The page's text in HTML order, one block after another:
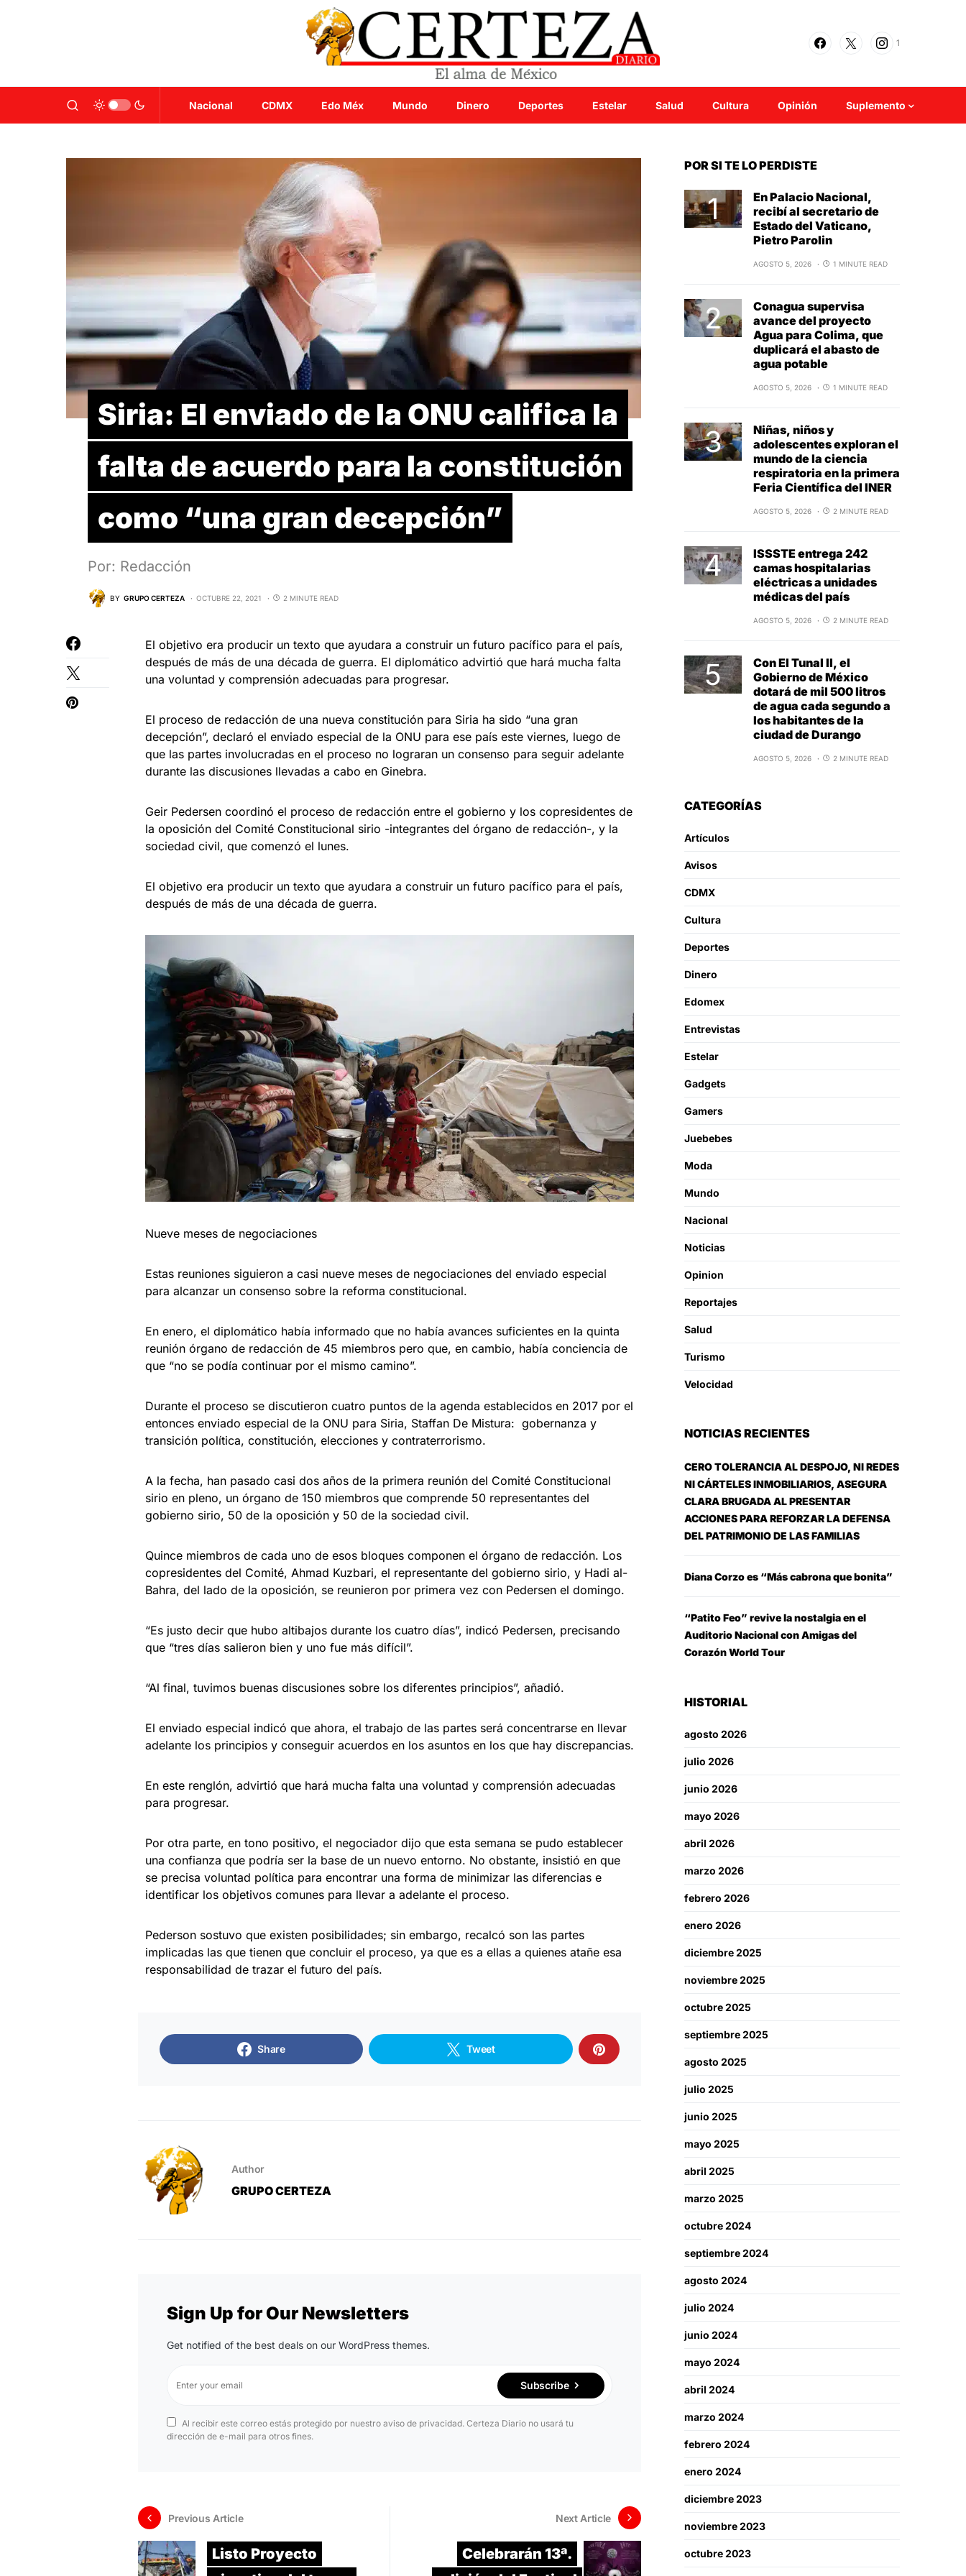
1
Nacional CDMX Edo Méx Mundo Dinero Deportes Estelar Salud Cultura Opinión Suplemento
Siria: El enviado de la ONU califica la
falta de acuerdo para la constitución
como “una gran decepción”
Por: Redacción
BY GRUPO CERTEZA OCTUBRE 22, 2021 2 MINUTE READ
El objetivo era producir un texto que ayudara a construir un futuro pacífico para el país,
después de más de una década de guerra. El diplomático advirtió que hará mucha falta
una voluntad y comprensión adecuadas para progresar.
El proceso de redacción de una nueva constitución para Siria ha sido “una gran
decepción”, declaró el enviado especial de la ONU para ese país este viernes, luego de
que las partes involucradas en el proceso no lograran un consenso para seguir adelante
durante las discusiones llevadas a cabo en Ginebra.
Geir Pedersen coordinó el proceso de redacción entre el gobierno y los copresidentes de
la oposición del Comité Constitucional sirio -integrantes del órgano de redacción-, y la
sociedad civil, que comenzó el lunes.
El objetivo era producir un texto que ayudara a construir un futuro pacífico para el país,
después de más de una década de guerra.
Nueve meses de negociaciones
Estas reuniones siguieron a casi nueve meses de negociaciones del enviado especial
para alcanzar un consenso sobre la reforma constitucional.
En enero, el diplomático había informado que no había avances suficientes en la quinta
reunión órgano de redacción de 45 miembros pero que, en cambio, había conciencia de
que “no se podía continuar por el mismo camino”.
Durante el proceso se discutieron cuatro puntos de la agenda establecidos en 2017 por el
entonces enviado especial de la ONU para Siria, Staffan De Mistura: gobernanza y
transición política, constitución, elecciones y contraterrorismo.
A la fecha, han pasado casi dos años de la primera reunión del Comité Constitucional
sirio en pleno, un órgano de 150 miembros que comprende 50 representantes del
gobierno sirio, 50 de la oposición y 50 de la sociedad civil.
Quince miembros de cada uno de esos bloques componen el órgano de redacción. Los
copresidentes del Comité, Ahmad Kuzbari, el representante del gobierno sirio, y Hadi al-
Bahra, del lado de la oposición, se reunieron por primera vez con Pedersen el domingo.
“Es justo decir que hubo altibajos durante los cuatro días”, indicó Pedersen, precisando
que “tres días salieron bien y uno fue más difícil”.
“Al final, tuvimos buenas discusiones sobre los diferentes principios”, añadió.
El enviado especial indicó que ahora, el trabajo de las partes será concentrarse en llevar
adelante los principios y conseguir acuerdos en los asuntos en los que hay discrepancias.
En este renglón, advirtió que hará mucha falta una voluntad y comprensión adecuadas
para progresar.
Por otra parte, en tono positivo, el negociador dijo que esta semana se pudo establecer
una confianza que podría ser la base de un nuevo entorno. No obstante, insistió en que
se precisa voluntad política para encontrar una forma de minimizar las diferencias e
identificar los objetivos comunes para llevar a adelante el proceso.
Pederson sostuvo que existen posibilidades; sin embargo, recalcó son las partes
implicadas las que tienen que concluir el proceso, ya que es a ellas a quienes atañe esa
responsabilidad de trazar el futuro del país.
Share Tweet
Author
GRUPO CERTEZA
Sign Up for Our Newsletters
Get notified of the best deals on our WordPress themes.
Subscribe
Al recibir este correo estás protegido por nuestro aviso de privacidad. Certeza Diario no usará tu
dirección de e-mail para otros fines.
Previous Article
Listo Proyecto
Next Article
Celebrarán 13ª.
POR SI TE LO PERDISTE
En Palacio Nacional,
recibí al secretario de
Estado del Vaticano,
Pietro Parolin
AGOSTO 5, 2026 1 MINUTE READ
Conagua supervisa
avance del proyecto
Agua para Colima, que
duplicará el abasto de
agua potable
AGOSTO 5, 2026 1 MINUTE READ
Niñas, niños y
adolescentes exploran el
mundo de la ciencia
respiratoria en la primera
Feria Científica del INER
AGOSTO 5, 2026 2 MINUTE READ
ISSSTE entrega 242
camas hospitalarias
eléctricas a unidades
médicas del país
AGOSTO 5, 2026 2 MINUTE READ
Con El Tunal II, el
Gobierno de México
dotará de mil 500 litros
de agua cada segundo a
los habitantes de la
ciudad de Durango
AGOSTO 5, 2026 2 MINUTE READ
CATEGORÍAS
Artículos
Avisos
CDMX
Cultura
Deportes
Dinero
Edomex
Entrevistas
Estelar
Gadgets
Gamers
Juebebes
Moda
Mundo
Nacional
Noticias
Opinion
Reportajes
Salud
Turismo
Velocidad
NOTICIAS RECIENTES
CERO TOLERANCIA AL DESPOJO, NI REDES
NI CÁRTELES INMOBILIARIOS, ASEGURA
CLARA BRUGADA AL PRESENTAR
ACCIONES PARA REFORZAR LA DEFENSA
DEL PATRIMONIO DE LAS FAMILIAS
Diana Corzo es “Más cabrona que bonita”
“Patito Feo” revive la nostalgia en el
Auditorio Nacional con Amigas del
Corazón World Tour
HISTORIAL
agosto 2026
julio 2026
junio 2026
mayo 2026
abril 2026
marzo 2026
febrero 2026
enero 2026
diciembre 2025
noviembre 2025
octubre 2025
septiembre 2025
agosto 2025
julio 2025
junio 2025
mayo 2025
abril 2025
marzo 2025
octubre 2024
septiembre 2024
agosto 2024
julio 2024
junio 2024
mayo 2024
abril 2024
marzo 2024
febrero 2024
enero 2024
diciembre 2023
noviembre 2023
octubre 2023